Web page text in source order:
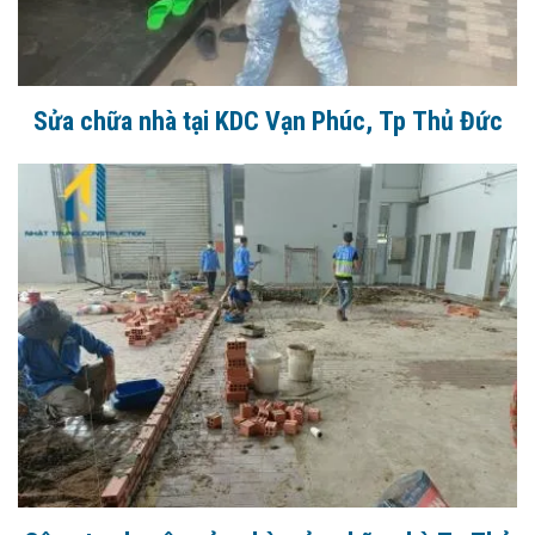
Sửa chữa nhà tại KDC Vạn Phúc, Tp Thủ Đức